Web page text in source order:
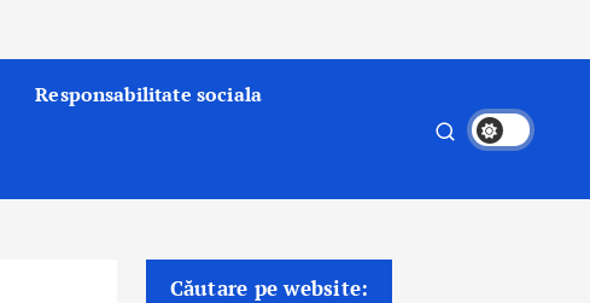
Responsabilitate sociala
Căutare pe website: